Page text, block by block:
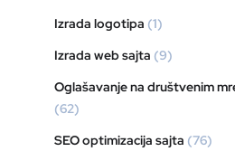
Izrada logotipa (1)
Izrada web sajta (9)
Oglašavanje na društvenim
(62)
SEO optimizacija sajta (76)